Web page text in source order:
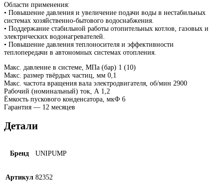
Области применения:
• Повышение давления и увеличение подачи воды в нестабильных
системах хозяйственно-бытового водоснабжения.
• Поддержание стабильной работы отопительных котлов, газовых и
электрических водонагревателей.
• Повышение давления теплоносителя и эффективности
теплопередачи в автономных системах отопления.
Макс. давление в системе, МПа (бар) 1 (10)
Макс. размер твёрдых частиц, мм 0,1
Макс. частота вращения вала электродвигателя, об/мин 2900
Рабочий (номинальный) ток, А 1,2
Ёмкость пускового конденсатора, мкФ 6
Гарантия — 12 месяцев
Детали
Бренд UNIPUMP
Артикул 82352